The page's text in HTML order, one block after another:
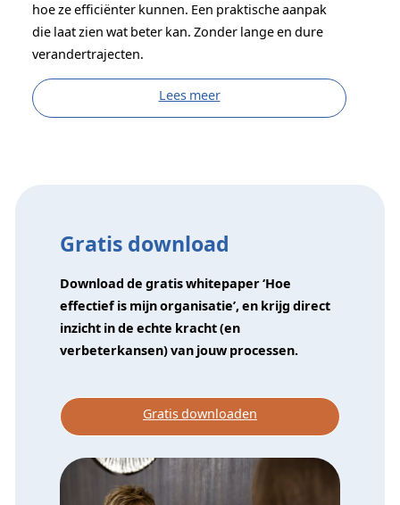
hoe ze efficiënter kunnen. Een praktische aanpak
die laat zien wat beter kan. Zonder lange en dure
verandertrajecten.
Lees meer
Gratis download
Download de gratis whitepaper ‘Hoe
effectief is mijn organisatie’, en krijg direct
inzicht in de echte kracht (en
verbeterkansen) van jouw processen.
Gratis downloaden